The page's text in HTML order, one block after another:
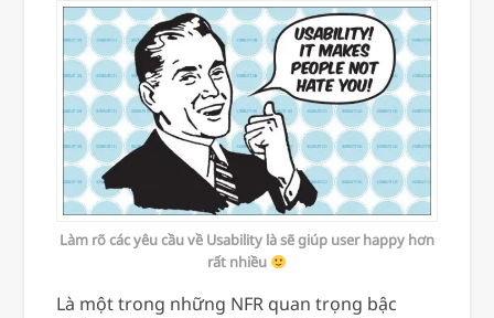
Làm rõ các yêu cầu về Usability là sẽ giúp user happy hơn
rất nhiều
Là một trong những NFR quan trọng bậc